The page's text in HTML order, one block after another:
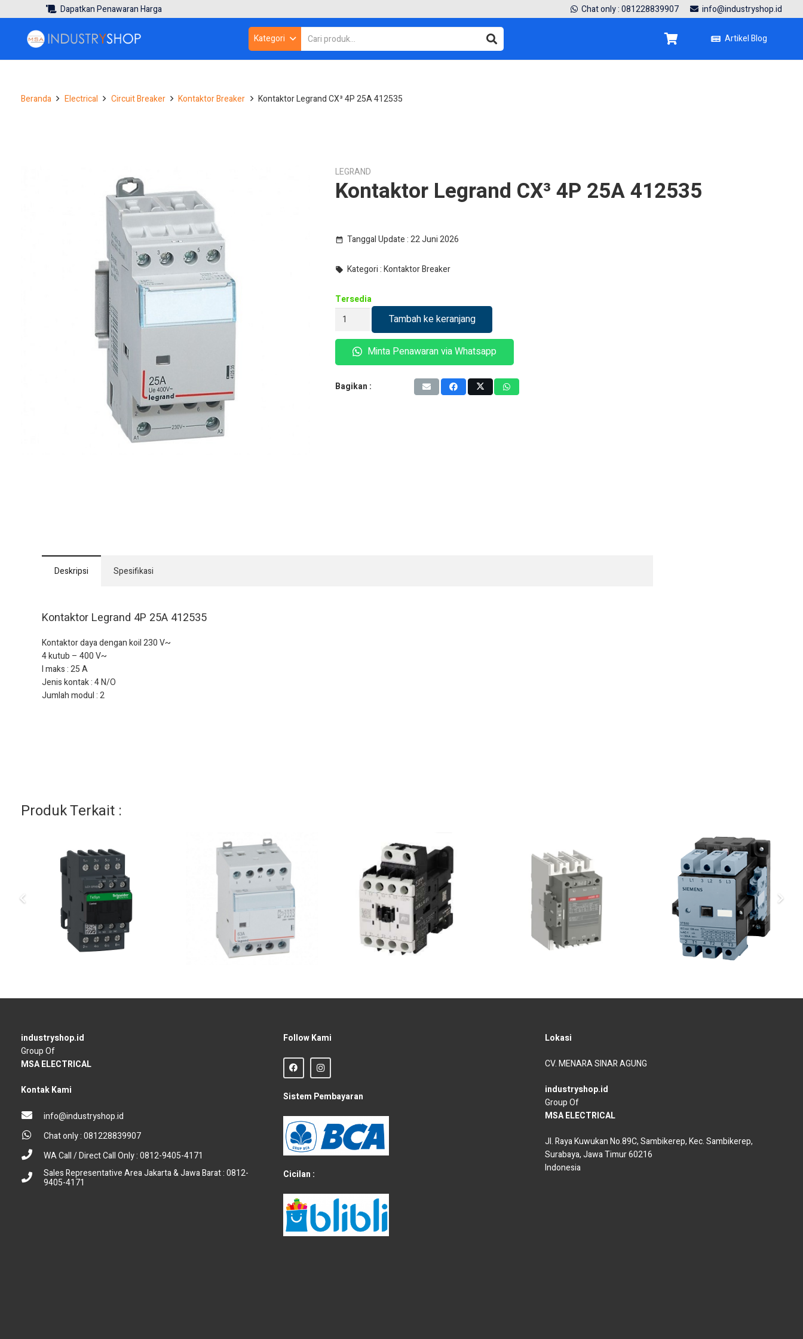
Dapatkan Penawaran Harga Chat only : 081228839907 info@industryshop.id
Kategori Artikel Blog
Beranda Electrical Circuit Breaker Kontaktor Breaker Kontaktor Legrand CX³ 4P 25A 412535
LEGRAND
Kontaktor Legrand CX³ 4P 25A 412535
date_range Tanggal Update :22 Juni 2026
local_offer Kategori :Kontaktor Breaker
Tersedia
Kuantitas
Kontaktor
Legrand
4P
412535
Tambah ke keranjang
Minta Penawaran via Whatsapp
Bagikan :
Deskripsi Spesifikasi
Kontaktor Legrand 4P 25A 412535
Kontaktor daya dengan koil 230 V~
4 kutub – 400 V~
I maks : 25 A
Jenis kontak : 4 N/O
Jumlah modul : 2
Produk Terkait :
industryshop.id
Group Of
MSA ELECTRICAL
Kontak Kami
info@industryshop.id
Chat only : 081228839907
WA Call / Direct Call Only : 0812-9405-4171
Sales Representative Area Jakarta & Jawa Barat : 0812-
9405-4171
Follow Kami
Sistem Pembayaran
Cicilan :
Lokasi
CV. MENARA SINAR AGUNG
industryshop.id
Group Of
MSA ELECTRICAL
Jl. Raya Kuwukan No.89C, Sambikerep, Kec. Sambikerep,
Surabaya, Jawa Timur 60216
Indonesia